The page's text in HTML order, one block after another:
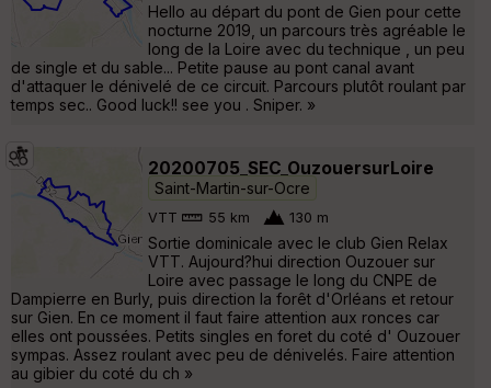
Hello au départ du pont de Gien pour cette
nocturne 2019, un parcours très agréable le
long de la Loire avec du technique , un peu
de single et du sable... Petite pause au pont canal avant
d'attaquer le dénivelé de ce circuit. Parcours plutôt roulant par
temps sec.. Good luck!! see you . Sniper. »
20200705_SEC_OuzouersurLoire
Saint-Martin-sur-Ocre
VTT 55 km 130 m
Sortie dominicale avec le club Gien Relax
VTT. Aujourd?hui direction Ouzouer sur
Loire avec passage le long du CNPE de
Dampierre en Burly, puis direction la forêt d'Orléans et retour
sur Gien. En ce moment il faut faire attention aux ronces car
elles ont poussées. Petits singles en foret du coté d' Ouzouer
sympas. Assez roulant avec peu de dénivelés. Faire attention
au gibier du coté du ch »